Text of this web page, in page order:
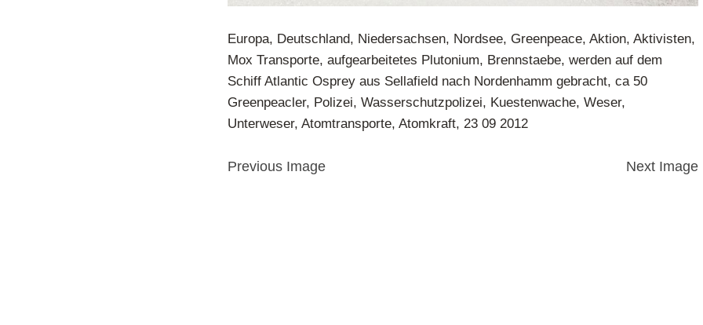
Europa, Deutschland, Niedersachsen, Nordsee, Greenpeace, Aktion, Aktivisten,
Mox Transporte, aufgearbeitetes Plutonium, Brennstaebe, werden auf dem
Schiff Atlantic Osprey aus Sellafield nach Nordenhamm gebracht, ca 50
Greenpeacler, Polizei, Wasserschutzpolizei, Kuestenwache, Weser,
Unterweser, Atomtransporte, Atomkraft, 23 09 2012
Previous Image Next Image